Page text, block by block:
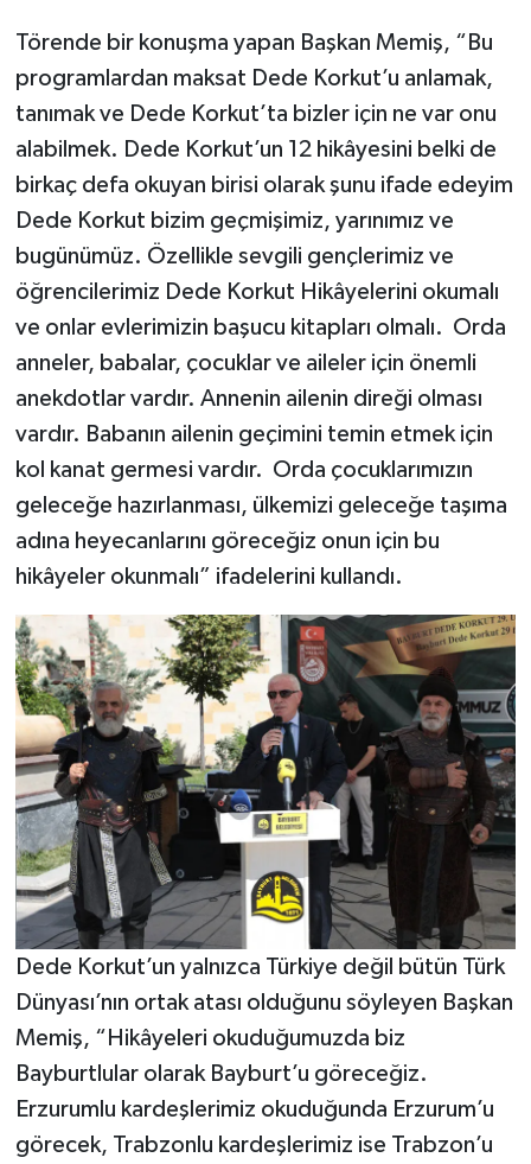
Törende bir konuşma yapan Başkan Memiş, “Bu
programlardan maksat Dede Korkut’u anlamak,
tanımak ve Dede Korkut’ta bizler için ne var onu
alabilmek. Dede Korkut’un 12 hikâyesini belki de
birkaç defa okuyan birisi olarak şunu ifade edeyim
Dede Korkut bizim geçmişimiz, yarınımız ve
bugünümüz. Özellikle sevgili gençlerimiz ve
öğrencilerimiz Dede Korkut Hikâyelerini okumalı
ve onlar evlerimizin başucu kitapları olmalı. Orda
anneler, babalar, çocuklar ve aileler için önemli
anekdotlar vardır. Annenin ailenin direği olması
vardır. Babanın ailenin geçimini temin etmek için
kol kanat germesi vardır. Orda çocuklarımızın
geleceğe hazırlanması, ülkemizi geleceğe taşıma
adına heyecanlarını göreceğiz onun için bu
hikâyeler okunmalı” ifadelerini kullandı.
Dede Korkut’un yalnızca Türkiye değil bütün Türk
Dünyası’nın ortak atası olduğunu söyleyen Başkan
Memiş, “Hikâyeleri okuduğumuzda biz
Bayburtlular olarak Bayburt’u göreceğiz.
Erzurumlu kardeşlerimiz okuduğunda Erzurum’u
görecek, Trabzonlu kardeşlerimiz ise Trabzon’u